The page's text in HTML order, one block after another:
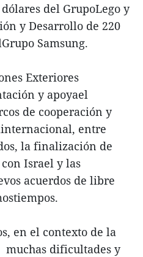
del GrupoLego y
y Desarrollo de 220
Samsung.
Exteriores
y apoyael
de cooperación y
entre
la finalización de
Israel y las
acuerdos de libre
en el contexto de la
dificultades y